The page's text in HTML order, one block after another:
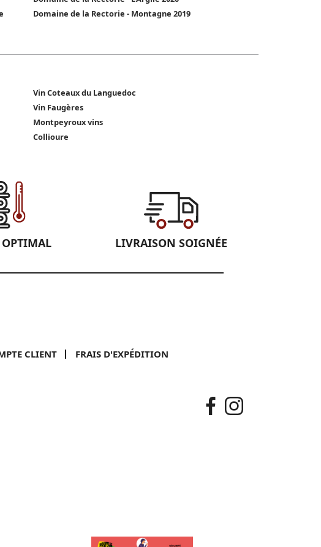
Domaine de la Rectorie - Montagne 2019
Vin Coteaux du Languedoc
Vin Faugères
Montpeyroux vins
Collioure
OPTIMAL LIVRAISON SOIGNÉE
CLIENT FRAIS D'EXPÉDITION